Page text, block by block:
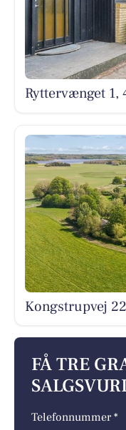
Ryttervænget 1,
Kongstrupvej
FÅ TRE
Telefonnummer *